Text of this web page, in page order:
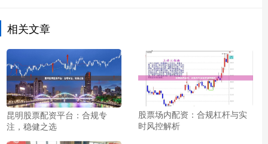
相关文章
昆明股票配资平台：合规专
注，稳健之选
股票场内配资：合规杠杆与实
时风控解析